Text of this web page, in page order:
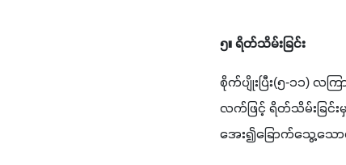
၅။ ရိတ်သိမ်းခြင်း
စိုက်ပျိုးပြီး(၅-၁၁) လ
လက်ဖြင့် ရိတ်သိမ်းခြ
အေး၍ခြောက်သွေ့သေ